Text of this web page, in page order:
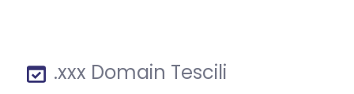
.xxx Domain Tescili